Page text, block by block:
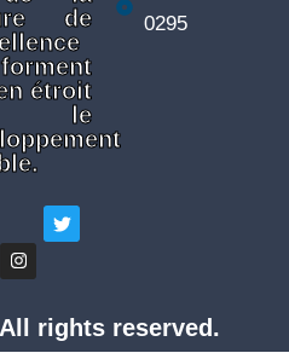
de
étroit
le
0295
rights reserved.